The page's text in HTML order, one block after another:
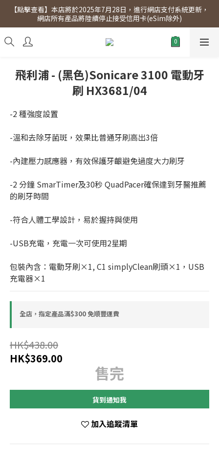
【點擊查看】會員專享 星期三全單95折!!!（優惠期至2026年12月
31日）。滿$300即免運費。
【點擊查看】本店將於2025年7月28日，進行網店支付系統更新，
網店所有產品將陸續停止接受信用卡(eSim除外)
【點擊查看】會員專享 星期三全單95折!!!（優惠期至2026年12月
31日）。滿$300即免運費。
飛利浦 - (黑色)Sonicare 3100 電動牙
刷 HX3681/04
-2 種強度設置
-溫和去除牙菌斑，效果比普通牙刷高出3倍
-內建壓力感應器，有效保護牙齦避免過度大力刷牙
-2 分鐘 SmarTimer及30秒 QuadPacer確保達到牙醫推薦
的刷牙時間
-符合人體工學設計，易於握持與使用
-USB充電，充電一次可使用2星期
包裝內含：電動牙刷×1, C1 simplyClean刷頭×1，USB
充電器×1
全店，指定產品滿$300 免順豐運費
HK$438.00
HK$369.00
售完
貨到通知我
加入追蹤清單